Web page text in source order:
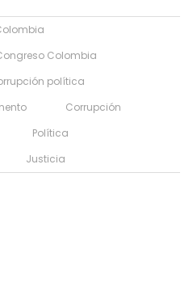
Colombia
política
Corrupción
Política
Justicia